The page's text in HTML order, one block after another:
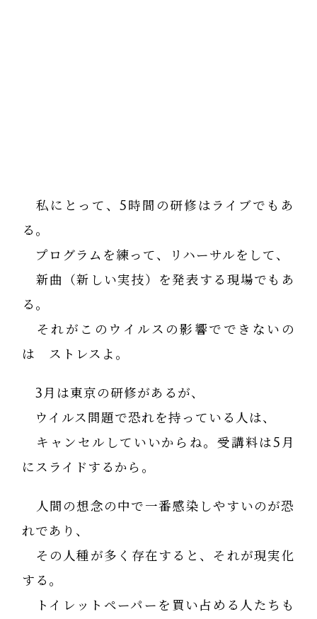
私にとって、5時間の研修はライブでもあ
る。
プログラムを練って、リハーサルをして、
新曲（新しい実技）を発表する現場でもあ
る。
それがこのウイルスの影響でできないの
は ストレスよ。
3月は東京の研修があるが、
ウイルス問題で恐れを持っている人は、
キャンセルしていいからね。受講料は5月
にスライドするから。
人間の想念の中で一番感染しやすいのが恐
れであり、
その人種が多く存在すると、それが現実化
する。
トイレットペーパーを買い占める人たちも